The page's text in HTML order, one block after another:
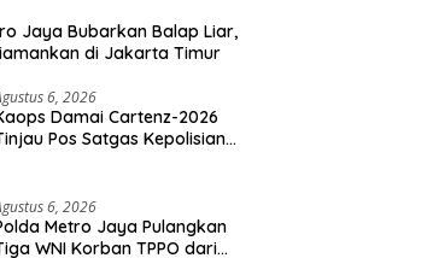
Jaya Bubarkan Balap Liar,
di Jakarta Timur
6, 2026
Damai Cartenz-2026
Pos Satgas Kepolisian
Masyarakat
6, 2026
Metro Jaya Pulangkan
WNI Korban TPPO dari